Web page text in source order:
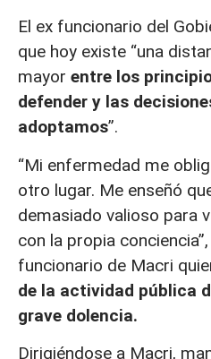
El ex funcionario del
que hoy existe “una
mayor entre los
defender y las
adoptamos”.
“Mi enfermedad me
otro lugar. Me enseñó
demasiado valioso para
con la propia
funcionario de Macri
de la actividad pública
grave dolencia.
Dirigiéndose a Macri,